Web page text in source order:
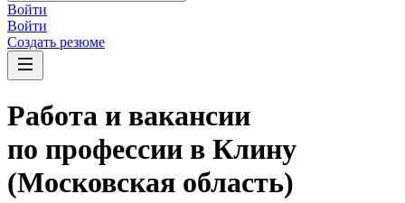
Войти
Войти
Создать резюме
Работа и вакансии
по профессии в Клину
(Московская область)